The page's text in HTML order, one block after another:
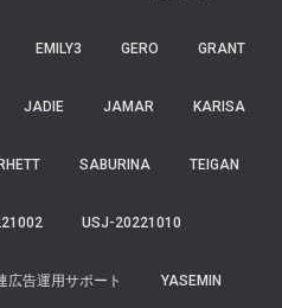
EMILY3 GERO GRANT
JADIE JAMAR KARISA
RHETT SABURINA TEIGAN
USJ-20221010
広告運用サポート YASEMIN